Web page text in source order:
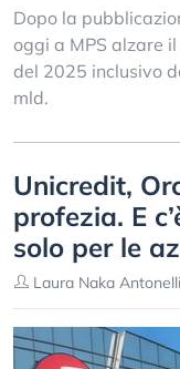
Dopo la
oggi a MPS alzare
del 2025 inclusivo
mld.
Unicredit,
profezia. E
solo per le
Laura Naka Antonelli